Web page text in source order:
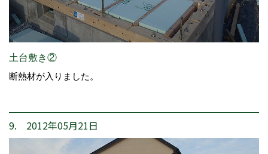
土台敷き②
断熱材が入りました。
9. 2012年05月21日